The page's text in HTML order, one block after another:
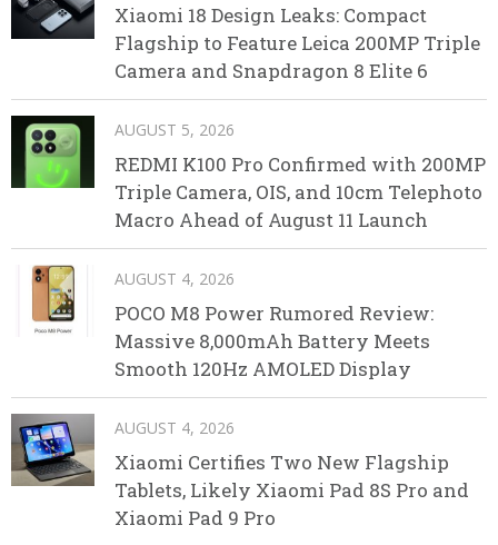
Xiaomi 18 Design Leaks: Compact
Flagship to Feature Leica 200MP Triple
Camera and Snapdragon 8 Elite 6
AUGUST 5, 2026
REDMI K100 Pro Confirmed with 200MP
Triple Camera, OIS, and 10cm Telephoto
Macro Ahead of August 11 Launch
AUGUST 4, 2026
POCO M8 Power Rumored Review:
Massive 8,000mAh Battery Meets
Smooth 120Hz AMOLED Display
AUGUST 4, 2026
Xiaomi Certifies Two New Flagship
Tablets, Likely Xiaomi Pad 8S Pro and
Xiaomi Pad 9 Pro